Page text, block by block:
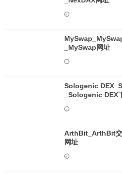
_MySwap网址
Sologenic
_Sologenic
ArthBit_ArthBit
网址